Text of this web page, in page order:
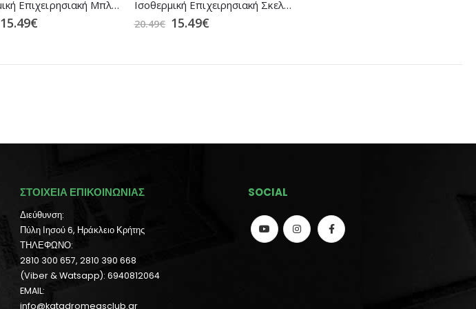
Ισοθερμική Επιχειρησιακή Μπλούζα Αrctic Line ΜRK σε (2 Χρώματα)
15.49€
Ισοθερμική Επιχειρησιακή Σκελέα Αrctic Line ΜRK σε (2 Χρώματα)
20.49€ 15.49€
ΣΤΟΙΧΕΙΑ ΕΠΙΚΟΙΝΩΝΙΑΣ
Διεύθυνση:
Πύλη Ιησού 6, Ηράκλειο Κρήτης
ΤΗΛΕΦΩΝΟ:
2810 300 657, 2810 390 668
(Viber & Watsapp): 6940812064
EMAIL:
info@katadromeasclub.gr
SOCIAL